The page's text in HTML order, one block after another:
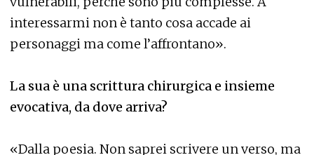
interessarmi non è tanto cosa accade ai
personaggi ma come l’affrontano».
La sua è una scrittura chirurgica e insieme
evocativa, da dove arriva?
«Dalla poesia. Non saprei scrivere un verso, ma